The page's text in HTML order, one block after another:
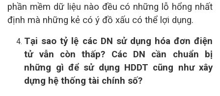
phần mềm dữ liệu nào đều có những lỗ hổng nhất
định mà những kẻ có ý đồ xấu có thể lợi dụng.
Tại sao tỷ lệ các DN sử dụng hóa đơn điện
tử vẫn còn thấp? Các DN cần chuẩn bị
những gì để sử dụng HDDT cũng như xây
dựng hệ thống tài chính số?